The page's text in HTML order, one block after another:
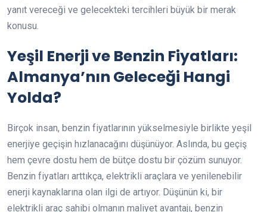
yanıt vereceği ve gelecekteki tercihleri büyük bir merak
konusu.
Yeşil Enerji ve Benzin Fiyatları:
Almanya’nın Geleceği Hangi
Yolda?
Birçok insan, benzin fiyatlarının yükselmesiyle birlikte yeşil
enerjiye geçişin hızlanacağını düşünüyor. Aslında, bu geçiş
hem çevre dostu hem de bütçe dostu bir çözüm sunuyor.
Benzin fiyatları arttıkça, elektrikli araçlara ve yenilenebilir
enerji kaynaklarına olan ilgi de artıyor. Düşünün ki, bir
elektrikli araç sahibi olmanın maliyet avantajı, benzin